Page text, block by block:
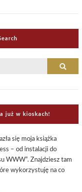
Search
już w kioskach!
się moja książka
– od instalacji do
WWW”. Znajdziesz tam
wykorzystuję na co